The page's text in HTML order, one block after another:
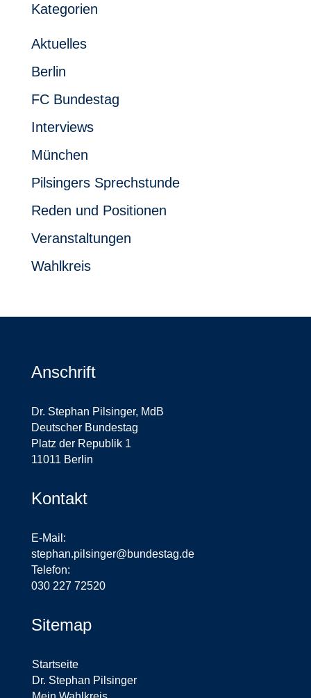
Kategorien
Aktuelles
Berlin
FC Bundestag
Interviews
München
Pilsingers Sprechstunde
Reden und Positionen
Veranstaltungen
Wahlkreis
Anschrift
Dr. Stephan Pilsinger, MdB
Deutscher Bundestag
Platz der Republik 1
11011 Berlin
Kontakt
E-Mail:
stephan.pilsinger@bundestag.de
Telefon:
030 227 72520
Sitemap
Startseite
Dr. Stephan Pilsinger